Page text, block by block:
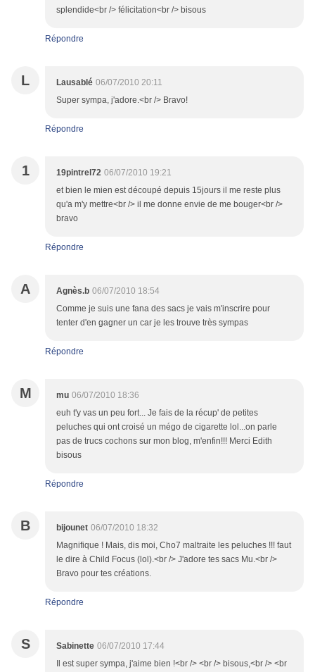
splendide<br /> félicitation<br /> bisous
Répondre
L Lausablé 06/07/2010 20:11
Super sympa, j'adore.<br /> Bravo!
Répondre
1 19pintrel72 06/07/2010 19:21
et bien le mien est découpé depuis 15jours il me reste plus
qu'a m'y mettre<br /> il me donne envie de me bouger<br />
bravo
Répondre
A Agnès.b 06/07/2010 18:54
Comme je suis une fana des sacs je vais m'inscrire pour
tenter d'en gagner un car je les trouve très sympas
Répondre
M mu 06/07/2010 18:36
euh t'y vas un peu fort... Je fais de la récup' de petites
peluches qui ont croisé un mégo de cigarette lol...on parle
pas de trucs cochons sur mon blog, m'enfin!!! Merci Edith
bisous
Répondre
B bijounet 06/07/2010 18:32
Magnifique ! Mais, dis moi, Cho7 maltraite les peluches !!! faut
le dire à Child Focus (lol).<br /> J'adore tes sacs Mu.<br />
Bravo pour tes créations.
Répondre
S Sabinette 06/07/2010 17:44
Il est super sympa, j'aime bien !<br /> <br /> bisous,<br /> <br